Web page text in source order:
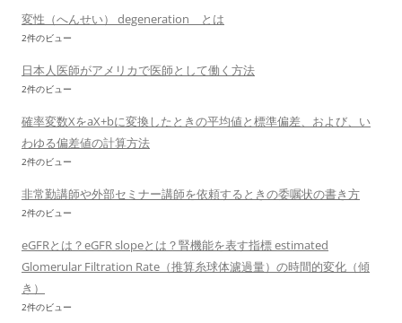
変性（へんせい） degeneration とは
2件のビュー
日本人医師がアメリカで医師として働く方法
2件のビュー
確率変数XをaX+bに変換したときの平均値と標準偏差、および、い
わゆる偏差値の計算方法
2件のビュー
非常勤講師や外部セミナー講師を依頼するときの委嘱状の書き方
2件のビュー
eGFRとは？eGFR slopeとは？腎機能を表す指標 estimated
Glomerular Filtration Rate（推算糸球体濾過量）の時間的変化（傾
き）
2件のビュー